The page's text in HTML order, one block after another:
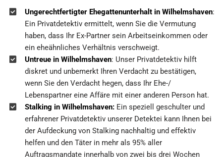
Ungerechtfertigter Ehegattenunterhalt in Wilhelmshaven:
Ein Privatdetektiv ermittelt, wenn Sie die Vermutung
haben, dass Ihr Ex-Partner sein Arbeitseinkommen oder
ein eheähnliches Verhältnis verschweigt.
Untreue in Wilhelmshaven: Unser Privatdetektiv hilft
diskret und unbemerkt Ihren Verdacht zu bestätigen,
wenn Sie den Verdacht hegen, dass Ihr Ehe-/
Lebenspartner eine Affäre mit einer anderen Person hat.
Stalking in Wilhelmshaven: Ein speziell geschulter und
erfahrener Privatdetektiv unserer Detektei kann Ihnen bei
der Aufdeckung von Stalking nachhaltig und effektiv
helfen und den Täter in mehr als 95% aller
Auftragsmandate innerhalb von zwei bis drei Wochen